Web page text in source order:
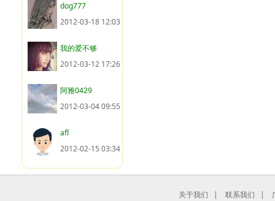
dog777
2012-03-18 12:03
我的爱不够
2012-03-12 17:26
阿雅0429
2012-03-04 09:55
afl
2012-02-15 03:34
关于我们 | 联系我们 |